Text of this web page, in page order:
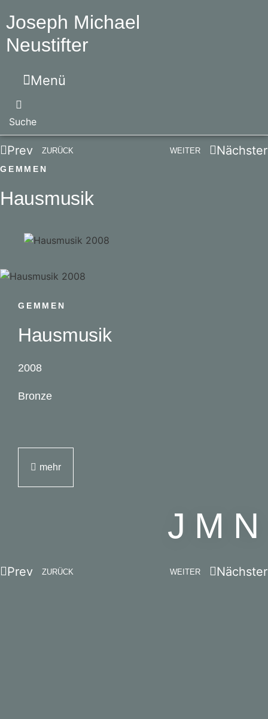
Joseph Michael
Neustifter
Menü
Suche
Prev ZURÜCK WEITER Nächster
GEMMEN
Hausmusik
GEMMEN
Hausmusik
2008
Bronze
mehr
JMN
Prev ZURÜCK WEITER Nächster